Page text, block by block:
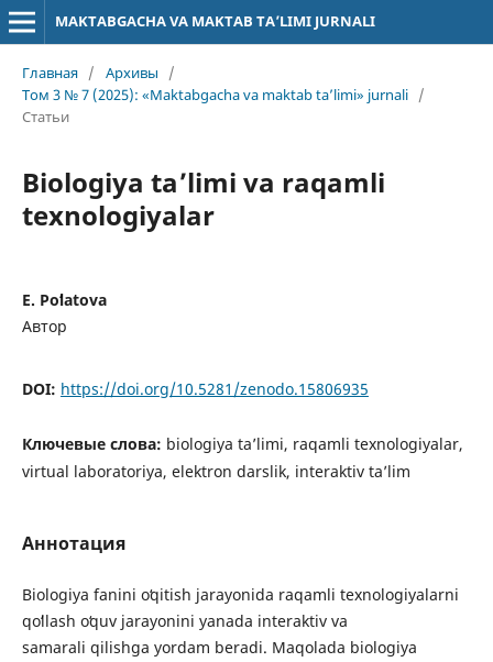
MAKTABGACHA VA MAKTAB TA’LIMI JURNALI
Главная / Архивы
/
Том 3 № 7 (2025): «Maktabgacha va maktab ta’limi» jurnali /
Статьи
Biologiya taʼlimi va raqamli
texnologiyalar
E. Poʻlatova
Автор
DOI: https://doi.org/10.5281/zenodo.15806935
Ключевые слова: biologiya taʼlimi, raqamli texnologiyalar,
virtual laboratoriya, elektron darslik, interaktiv taʼlim
Аннотация
Biologiya fanini oʻqitish jarayonida raqamli texnologiyalarni
qoʻllash oʻquv jarayonini yanada interaktiv va
samarali qilishga yordam beradi. Maqolada biologiya